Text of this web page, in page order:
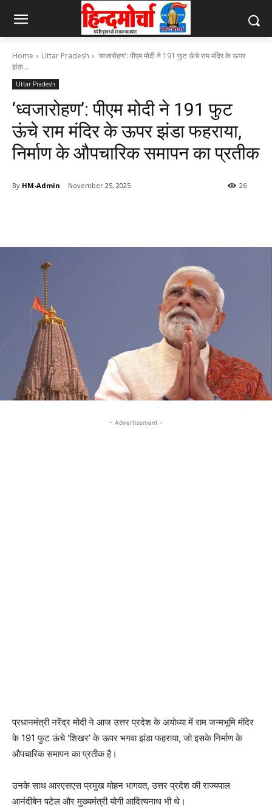
Home Uttar Pradesh
'ध्वजारोहण': पीएम मोदी ने 191 फुट ऊंचे राम मंदिर के ऊपर
झंडा...
Uttar Pradesh
‘ध्वजारोहण’: पीएम मोदी ने 191 फुट
ऊंचे राम मंदिर के ऊपर झंडा फहराया,
निर्माण के औपचारिक समापन का प्रतीक
By HM-Admin November 25, 2025 26
- Advertisement -
प्रधानमंत्री नरेंद्र मोदी ने आज उत्तर प्रदेश के अयोध्या में राम जन्मभूमि मंदिर
के 191 फुट ऊंचे ‘शिखर’ के ऊपर भगवा झंडा फहराया, जो इसके निर्माण के
औपचारिक समापन का प्रतीक है।
उनके साथ आरएसएस प्रमुख मोहन भागवत, उत्तर प्रदेश की राज्यपाल
आनंदीबेन पटेल और मुख्यमंत्री योगी आदित्यनाथ भी थे।